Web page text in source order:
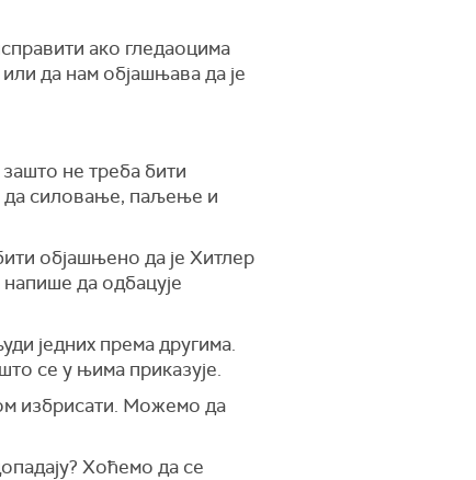
ако гледаоцима
да нам објашњава да је
не треба бити
да силовање, паљење и
објашњено да је Хитлер
да одбацује
једних према другима.
се у њима приказује.
избрисати. Можемо да
Хоћемо да се